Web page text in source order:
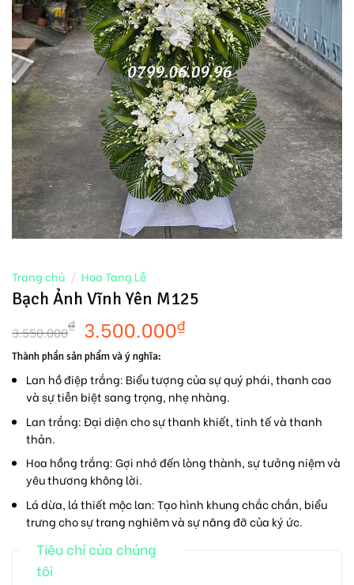
Trang chủ / Hoa Tang Lễ
Bạch Ảnh Vĩnh Yên M125
3.550.000₫ 3.500.000₫
Thành phần sản phẩm và ý nghĩa:
Lan hồ điệp trắng: Biểu tượng của sự quý phái, thanh cao
và sự tiễn biệt sang trọng, nhẹ nhàng.
Lan trắng:Đại diện cho sự thanh khiết, tinh tế và thanh
thản.
Hoa hồng trắng:Gợi nhớ đến lòng thành, sự tưởng niệm và
yêu thương không lời.
Lá dừa, lá thiết mộc lan:Tạo hình khung chắc chắn, biểu
trưng cho sự trang nghiêm và sự nâng đỡ của ký ức.
Tiêu chí của chúng
tôi